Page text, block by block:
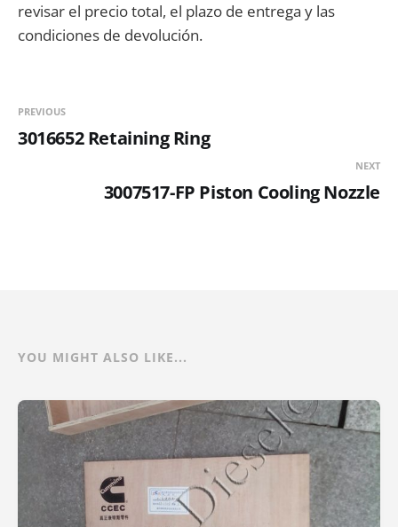
revisar el precio total, el plazo de entrega y las
condiciones de devolución.
PREVIOUS
3016652 Retaining Ring
NEXT
3007517-FP Piston Cooling Nozzle
YOU MIGHT ALSO LIKE...